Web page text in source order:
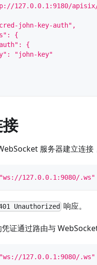
127.0.0.1:9180/apisix/
john-key-auth",
{
{
"john-key"
服务器建立连接
"ws://127.0.0.1:9080/.ws"
Unauthorized 响应。
凭证通过路由与
"ws://127.0.0.1:9080/.ws"